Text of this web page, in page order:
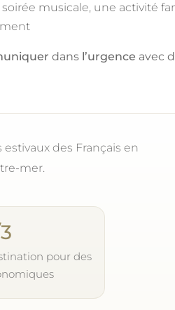
musicale, une activité
dans l’urgence avec
des Français en
mer.
pour des